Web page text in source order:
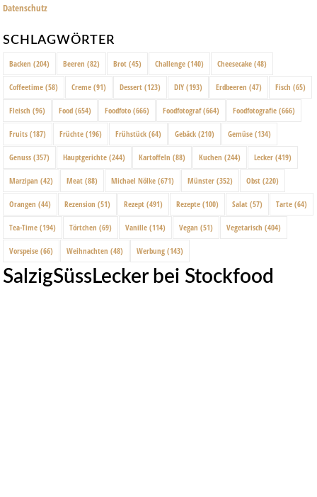
Datenschutz
SCHLAGWÖRTER
Backen (204) Beeren (82) Brot (45) Challenge (140) Cheesecake (48)
Coffeetime (58) Creme (91) Dessert (123) DIY (193) Erdbeeren (47) Fisch (65)
Fleisch (96) Food (654) Foodfoto (666) Foodfotograf(664) Foodfotografie (666)
Fruits (187) Früchte (196) Frühstück (64) Gebäck (210) Gemüse (134)
Genuss (357) Hauptgerichte (244) Kartoffeln (88) Kuchen (244) Lecker (419)
Marzipan (42) Meat (88) Michael Nölke (671) Münster (352) Obst (220)
Orangen (44) Rezension (51) Rezept (491) Rezepte (100) Salat (57) Tarte (64)
Tea-Time (194) Törtchen (69) Vanille (114) Vegan (51) Vegetarisch (404)
Vorspeise (66) Weihnachten (48) Werbung (143)
SalzigSüssLecker bei Stockfood